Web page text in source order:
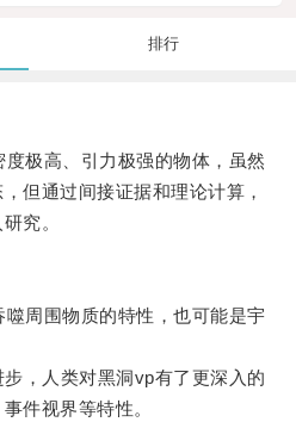
排行
极高、引力极强的物体，虽然
但通过间接证据和理论计算，
究。
周围物质的特性，也可能是宇
人类对黑洞vp有了更深入的
件视界等特性。